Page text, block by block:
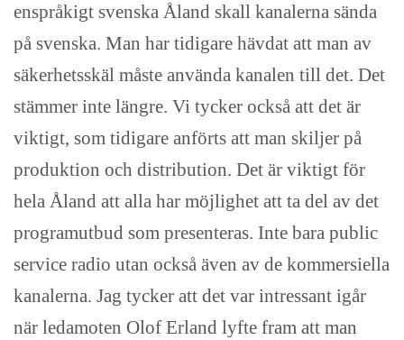
enspråkigt svenska Åland skall kanalerna sända
på svenska. Man har tidigare hävdat att man av
säkerhetsskäl måste använda kanalen till det. Det
stämmer inte längre. Vi tycker också att det är
viktigt, som tidigare anförts att man skiljer på
produktion och distribution. Det är viktigt för
hela Åland att alla har möjlighet att ta del av det
programutbud som presenteras. Inte bara public
service radio utan också även av de kommersiella
kanalerna. Jag tycker att det var intressant igår
när ledamoten Olof Erland lyfte fram att man